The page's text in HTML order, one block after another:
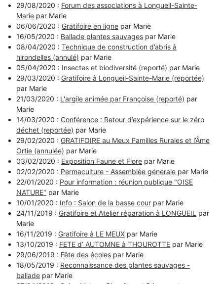
29/08/2020 : Forum des associations à Longueil-Sainte-
Marie par Marie
06/06/2020 : Gratifoire en ligne par Marie
16/05/2020 : Ballade plantes sauvages par Marie
08/04/2020 : Technique de construction d’abris à
hirondelles (annulé) par Marie
05/04/2020 : Insectes et biodiversité (reporté) par Marie
29/03/2020 : Gratifoire à Longueil-Sainte-Marie (reportée)
par Marie
21/03/2020 : L'argile animée par Françoise (reporté) par
Marie
14/03/2020 : Conférence : Retour d’expérience sur le zéro
déchet (reportée) par Marie
29/02/2020 : GRATIFOIRE au Meux Familles Rurales et l’Âme
Ortie (annulée) par Marie
03/02/2020 : Exposition Faune et Flore par Marie
02/02/2020 : Permaculture - Assemblée générale par Marie
22/01/2020 : Pour information : réunion publique "OISE
NATURE" par Marie
10/01/2020 : Info : Salon de la basse cour par Marie
24/11/2019 : Gratifoire et Atelier réparation à LONGUEIL par
Marie
16/11/2019 : Gratifoire à LE MEUX par Marie
13/10/2019 : FETE d’ AUTOMNE à THOUROTTE par Marie
29/06/2019 : Fête des écoles par Marie
18/05/2019 : Reconnaissance des plantes sauvages -
ballade par Marie